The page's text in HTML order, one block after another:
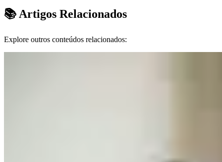
📚 Artigos Relacionados
Explore outros conteúdos relacionados: